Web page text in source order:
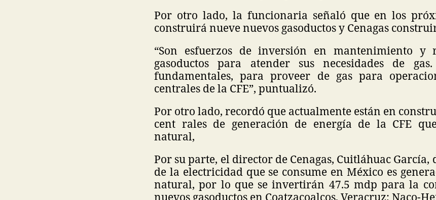
Por otro lado, la funcionaria señaló que en los
construirá nueve nuevos gasoductos y Cenagas
“Son esfuerzos de inversión en mantenimiento y
gasoductos para atender sus necesidades de
fundamentales, para proveer de gas para
centrales de la CFE”, puntualizó.
Por otro lado, recordó que actualmente están en
cent rales de generación de energía de la CFE
natural,
Por su parte, el director de Cenagas, Cuitláhuac García,
de la electricidad que se consume en México es
natural, por lo que se invertirán 47.5 mdp para la
nuevos gasoductos en Coatzacoalcos, Veracruz; Naco-